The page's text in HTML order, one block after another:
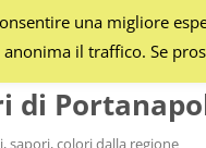
di
sapori, colori dalla regione
una migliore
il traffico. Se